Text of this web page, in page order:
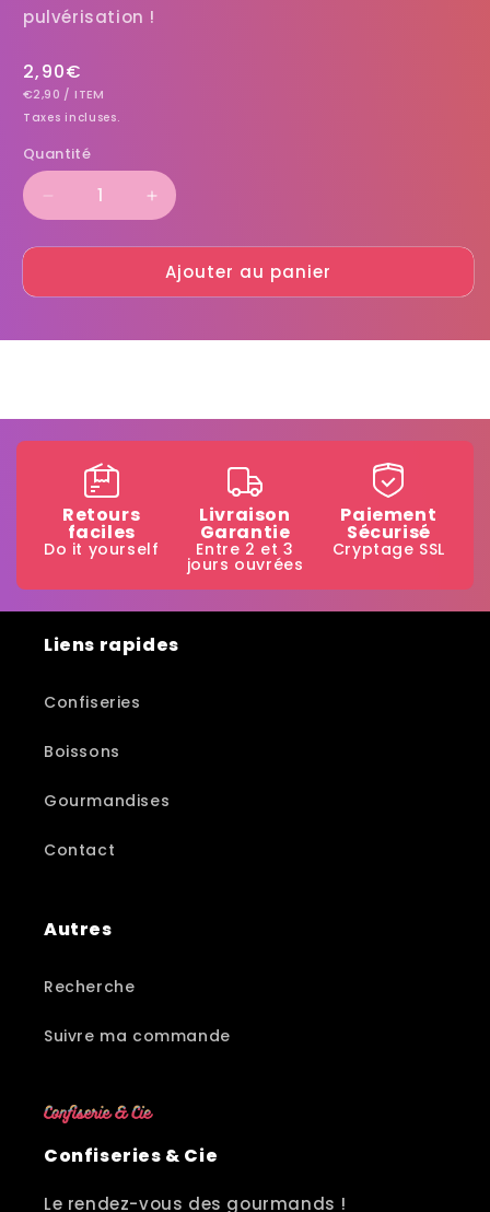
pulvérisation !
Prix
habituel
2,90€
PRIX
€2,90 / PAR
ITEM
Taxes incluses.
Quantité
Réduire
quantité
Fire
spray
Augmenter
quantité
de
Fire
spray
Ajouter au panier
Retours
faciles
Do it yourself
Livraison
Garantie
Entre 2 et 3
jours ouvrées
Paiement
Sécurisé
Cryptage SSL
Liens rapides
Confiseries
Boissons
Gourmandises
Contact
Autres
Recherche
Suivre ma commande
Confiseries & Cie
Le rendez-vous des gourmands !